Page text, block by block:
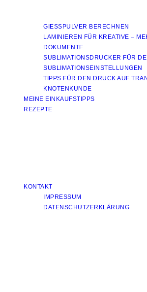
GIESSPULVER BERECHNEN
LAMINIEREN FÜR KREATIVE –
DOKUMENTE
SUBLIMATIONSDRUCKER FÜR
SUBLIMATIONSEINSTELLUNGEN
TIPPS FÜR DEN DRUCK AUF
KNOTENKUNDE
MEINE EINKAUFSTIPPS
REZEPTE
KONTAKT
IMPRESSUM
DATENSCHUTZERKLÄRUNG